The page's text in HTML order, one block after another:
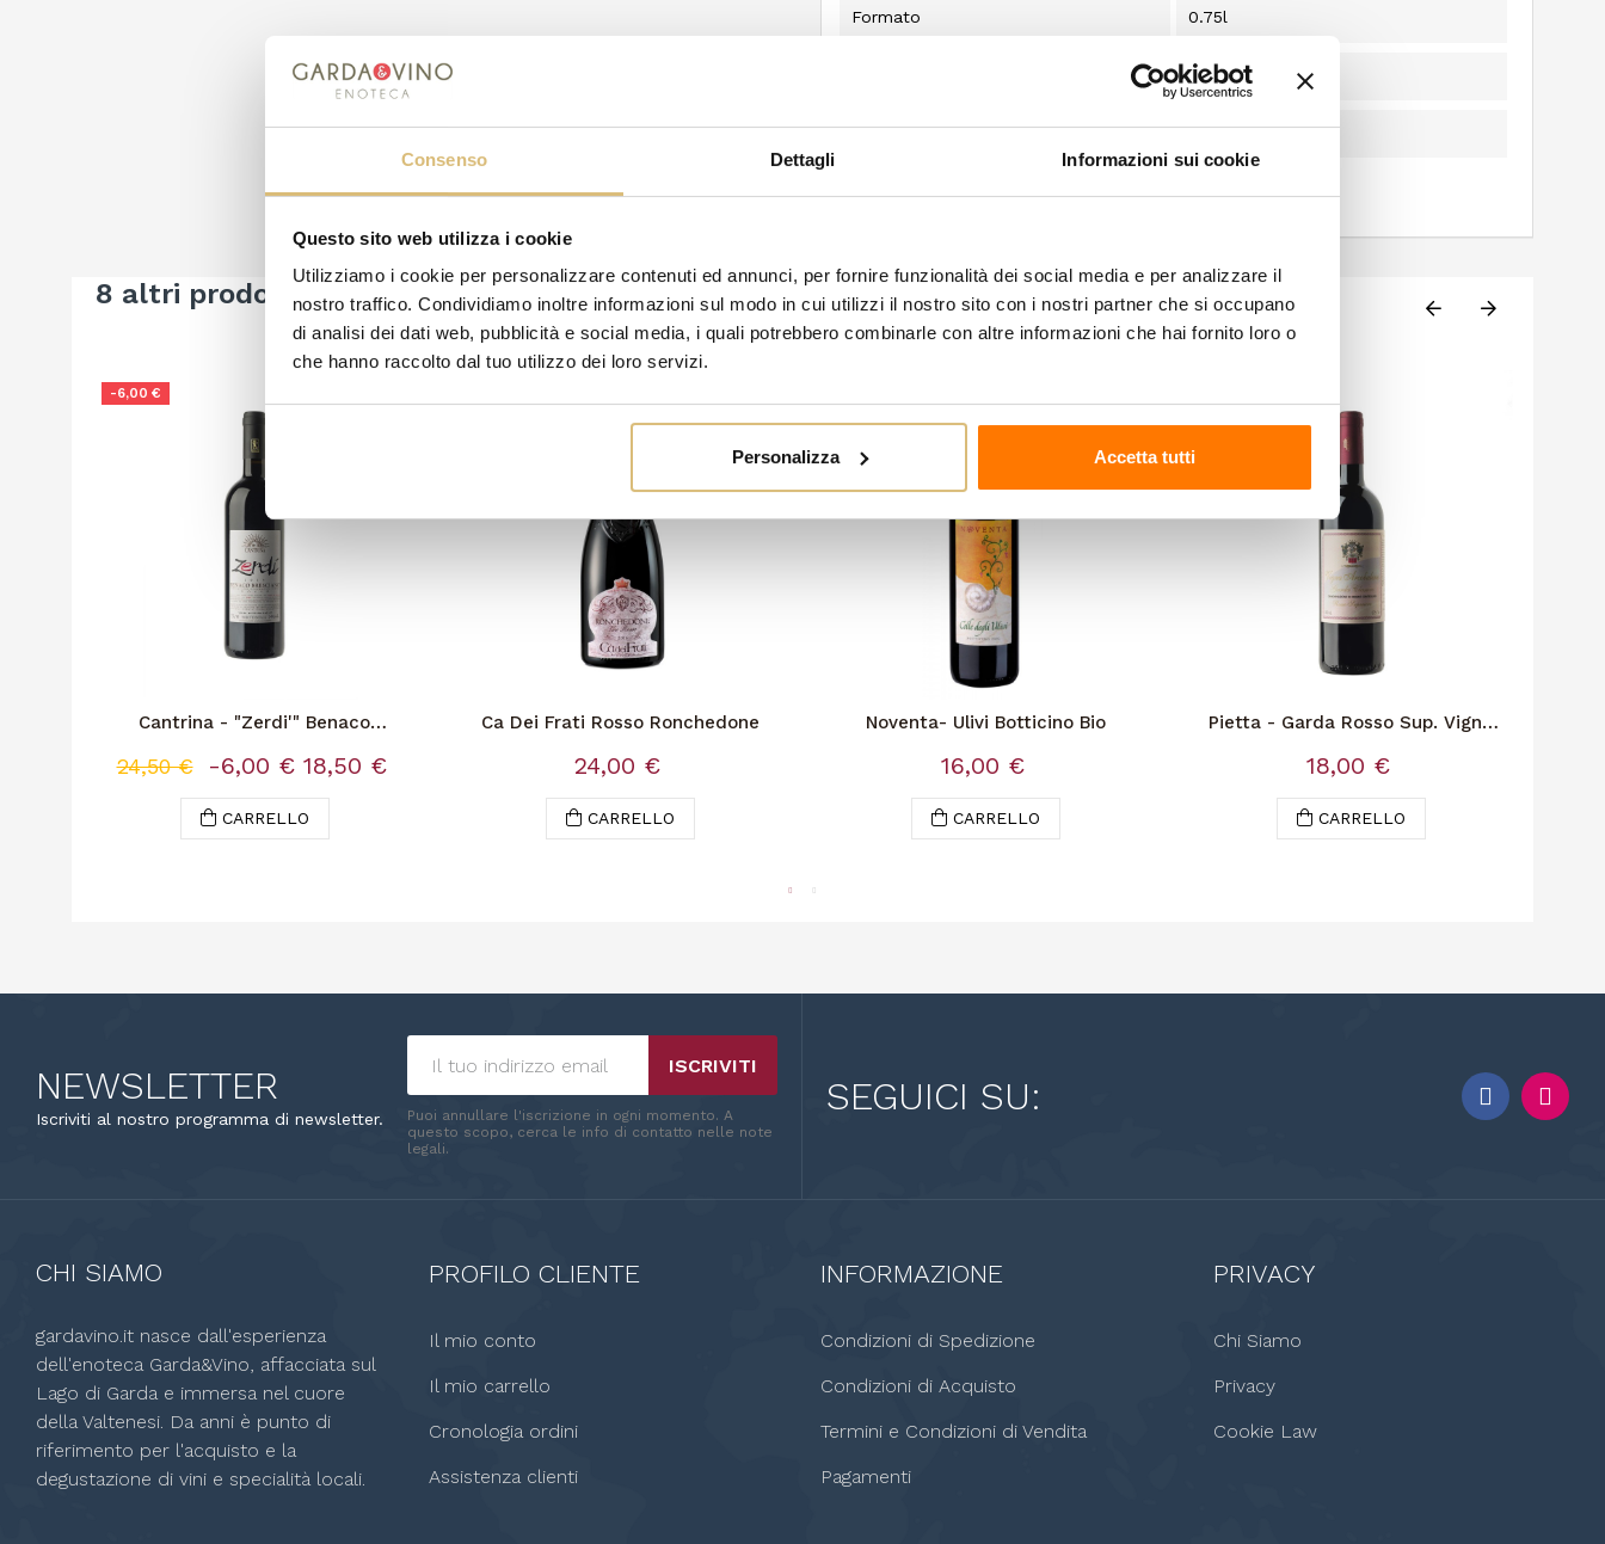
Consenso Dettagli Informazioni sui cookie
Questo sito web utilizza i cookie
Utilizziamo i cookie per personalizzare contenuti ed annunci, per fornire funzionalità dei social media e per analizzare il
nostro traffico. Condividiamo inoltre informazioni sul modo in cui utilizzi il nostro sito con i nostri partner che si occupano
di analisi dei dati web, pubblicità e social media, i quali potrebbero combinarle con altre informazioni che hai fornito loro o
che hanno raccolto dal tuo utilizzo dei loro servizi.
Personalizza Accetta tutti
Formato 0.75l
Italia
Allergeni Solfiti
Condizione Nuovo
8 altri prodotti della stessa categoria:
-6,00 €
Cantrina - "Zerdi'" Benaco
24,50 € -6,00 € 18,50 €
CARRELLO
Ca Dei Frati Rosso Ronchedone
24,00 €
CARRELLO
Noventa- Ulivi Botticino Bio
16,00 €
CARRELLO
Pietta - Garda Rosso Sup. Vigna
18,00 €
CARRELLO
NEWSLETTER
Iscriviti al nostro programma di newsletter.
ISCRIVITI
Puoi annullare l'iscrizione in ogni momento. A
questo scopo, cerca le info di contatto nelle note
legali.
SEGUICI SU:
CHI SIAMO
gardavino.it nasce dall'esperienza
dell'enoteca Garda&Vino, affacciata sul
Lago di Garda e immersa nel cuore
della Valtenesi. Da anni è punto di
riferimento per l'acquisto e la
degustazione di vini e specialità locali.
PROFILO CLIENTE
Il mio conto
Il mio carrello
Cronologia ordini
Assistenza clienti
INFORMAZIONE
Condizioni di Spedizione
Condizioni di Acquisto
Termini e Condizioni di Vendita
Pagamenti
PRIVACY
Chi Siamo
Privacy
Cookie Law